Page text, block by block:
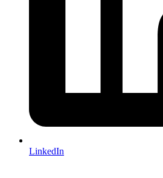
LinkedIn